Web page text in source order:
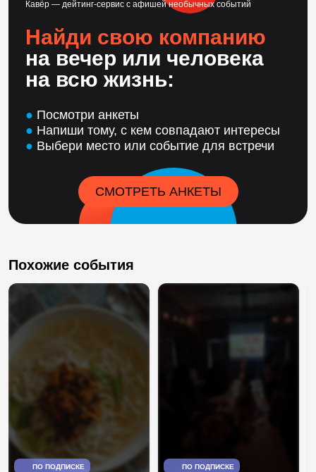
Кавёр — дейтинг-сервис с афишей необычных событий
Найди свою компанию
на вечер или человека
на всю жизнь:
● Посмотри анкеты
● Напиши тому, с кем совпадают интересы
● Выбери место или событие для встречи
СМОТРЕТЬ АНКЕТЫ
Похожие события
ПО ПОДПИСКЕ ПО ПОДПИСКЕ